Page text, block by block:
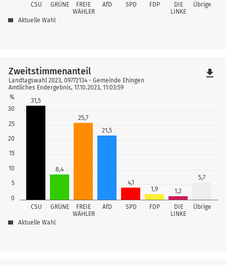
CSU GRÜNE
FREIE
WÄHLER
AfD SPD FDP
DIE
LINKE
Übrige
Aktuelle Wahl
0
5
10
15
20
25
30
%
CSU GRÜNE
FREIE
WÄHLER
AfD SPD FDP
DIE
LINKE
Übrige
31,5
8,4
25,7
21,5
4,1
1,9
1,2
5,7
Zweitstimmenanteil
Landtagswahl 2023, 09772134 - Gemeinde Ehingen
Amtliches Endergebnis, 17.10.2023, 11:03:59
Aktuelle Wahl
file_download